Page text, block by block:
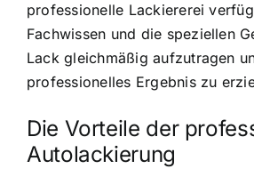
professionelle Lackiererei
Fachwissen und die speziellen
Lack gleichmäßig aufzutragen
professionelles Ergebnis zu
Die Vorteile der
Autolackierung